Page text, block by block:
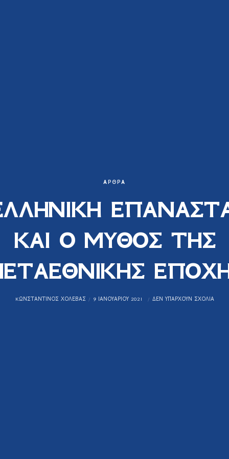
ΆΡΘΡΑ
ΚΑΙ Ο ΜΥΘΟΣ ΤΗΣ
KΩΝΣΤΑΝΤΊΝΟΣ ΧΟΛΈΒΑΣ 9 ΙΑΝΟΥΑΡΊΟΥ 2021 ΔΕΝ ΥΠΆΡΧΟΥΝ ΣΧΌΛΙΑ